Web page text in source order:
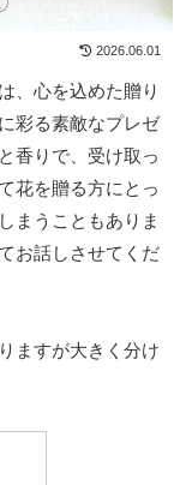
2026.06.01
、心を込めた贈り
彩る素敵なプレゼ
香りで、受け取っ
花を贈る方にとっ
まうこともありま
お話しさせてくだ
ますが大きく分け